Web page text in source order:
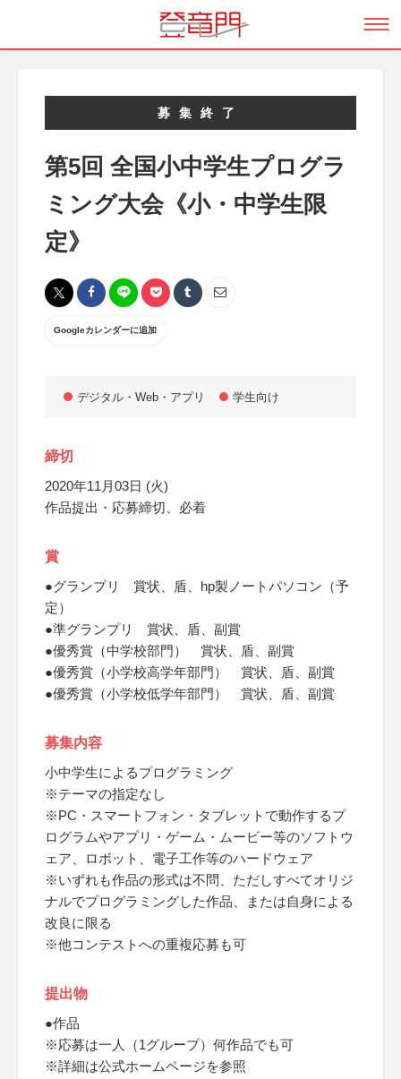
募集終了
第5回 全国小中学生プログラ
ミング大会《小・中学生限
定》
Googleカレンダーに追加
デジタル・Web・アプリ 学生向け
締切
2020年11月03日 (火)
作品提出・応募締切、必着
賞
●グランプリ 賞状、盾、hp製ノートパソコン（予
定）
●準グランプリ 賞状、盾、副賞
●優秀賞（中学校部門） 賞状、盾、副賞
●優秀賞（小学校高学年部門） 賞状、盾、副賞
●優秀賞（小学校低学年部門） 賞状、盾、副賞
募集内容
小中学生によるプログラミング
※テーマの指定なし
※PC・スマートフォン・タブレットで動作するプ
ログラムやアプリ・ゲーム・ムービー等のソフトウ
ェア、ロボット、電子工作等のハードウェア
※いずれも作品の形式は不問、ただしすべてオリジ
ナルでプログラミングした作品、または自身による
改良に限る
※他コンテストへの重複応募も可
提出物
●作品
※応募は一人（1グループ）何作品でも可
※詳細は公式ホームページを参照